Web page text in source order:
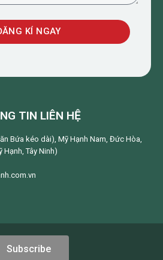
KÍ NGAY
TIN LIÊN HỆ
Bứa kéo dài), Mỹ Hạnh Nam, Đức Hòa,
Hạnh, Tây Ninh)
Subscribe